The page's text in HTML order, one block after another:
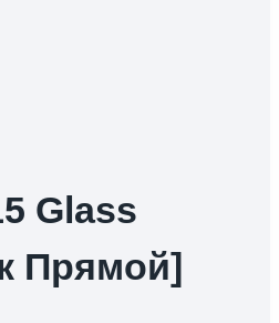
Glass
Прямой]